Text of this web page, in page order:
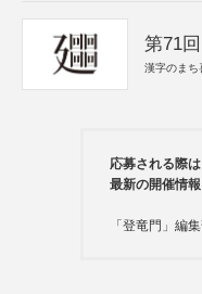
第71
漢字のまち
応募される際
最新の開催情報
「登竜門」編